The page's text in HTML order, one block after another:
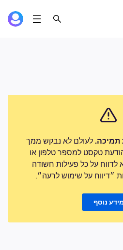
תמיכה. לעולם לא נבקש ממך
טקסט למספר טלפון או
לדווח על כל פעילות חשודה
״דיווח על שימוש לרעה״.
מידע נוסף